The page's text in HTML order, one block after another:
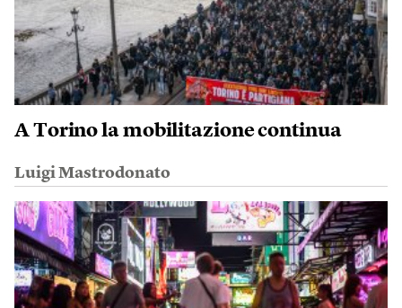
A Torino la mobilitazione continua
Luigi Mastrodonato